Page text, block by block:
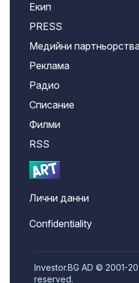
Екип
PRESS
Медийни
Реклама
Радио
Списание
Филми
RSS
Лични данни
Confidentiality
Investor.BG AD © 2001-
reserved.